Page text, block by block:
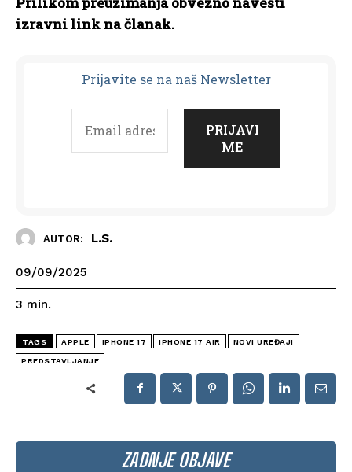
ZADNJE OBJAVE
izravni link na članak.
Prijavite se na naš Newsletter
AUTOR: L.S.
09/09/2025
3 min.
TAGS APPLE IPHONE 17 IPHONE 17 AIR NOVI UREĐAJI
PREDSTAVLJANJE